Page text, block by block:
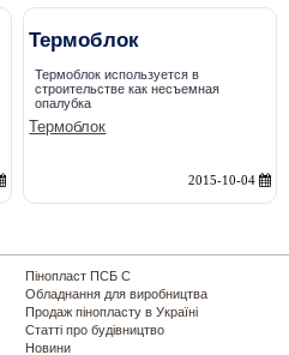
Термоблок
Термоблок используется в
строительстве как несъемная
опалубка
Термоблок
2015-10-04
Пінопласт ПСБ С
Обладнання для виробництва
Продаж пінопласту в Україні
Статті про будівництво
Новини